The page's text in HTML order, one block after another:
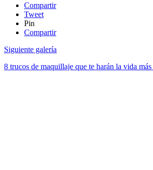
Compartir
Tweet
Pin
Compartir
Siguiente galería
8 trucos de maquillaje que te harán la vida